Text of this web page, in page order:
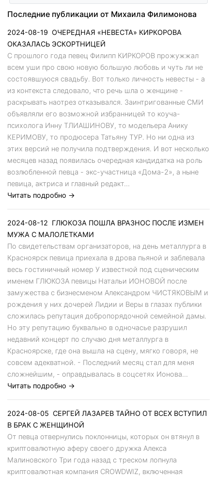
Последние публикации от Михаила Филимонова
2024-08-19 ОЧЕРЕДНАЯ «НЕВЕСТА» КИРКОРОВА
ОКАЗАЛАСЬ ЭСКОРТНИЦЕЙ
С прошлого года певец Филипп КИРКОРОВ прожужжал
всем уши про свою новую большую любовь и чуть ли не
состоявшуюся свадьбу. Вот только личность невесты - а
из контекста следовало, что речь шла о женщине -
раскрывать наотрез отказывался. Заинтригованные СМИ
объявляли его возможной избранницей то коуча-
психолога Инну ТЛИАШИНОВУ, то модельера Анику
КЕРИМОВУ, то продюсера Татьяну ТУР. Но ни одна из
этих версий не получила подтверждения. И вот несколько
месяцев назад появилась очередная кандидатка на роль
возлюбленной певца - экс-участница «Дома-2», а ныне
певица, актриса и главный редакт...
Читать подробно →
2024-08-12 ГЛЮКОЗА ПОШЛА ВРАЗНОС ПОСЛЕ ИЗМЕН
МУЖА С МАЛОЛЕТКАМИ
По свидетельствам организаторов, на день металлурга в
Красноярск певица приехала в дрова пьяной и заблевала
весь гостиничный номер У известной под сценическим
именем ГЛЮКОЗА певицы Натальи ИОНОВОЙ после
замужества с бизнесменом Александром ЧИСТЯКОВЫМ и
рождения у них дочерей Лидии и Веры в глазах публики
сложилась репутация добропорядочной семейной дамы.
Но эту репутацию буквально в одночасье разрушил
недавний концерт по случаю дня металлурга в
Красноярске, где она вышла на сцену, мягко говоря, не
совсем адекватной. - Последний месяц стал для меня
сложнейшим, - оправдывалась в соцсетях Ионова...
Читать подробно →
2024-08-05 СЕРГЕЙ ЛАЗАРЕВ ТАЙНО ОТ ВСЕХ ВСТУПИЛ
В БРАК С ЖЕНЩИНОЙ
От певца отвернулись поклонницы, которых он втянул в
криптовалютную аферу своего дружка Алекса
Малиновского Три года назад с треском лопнула
криптовалютная компания CROWDWIZ, включенная